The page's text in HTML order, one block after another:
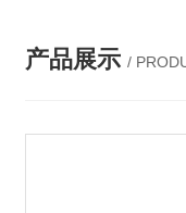
产品展示 /